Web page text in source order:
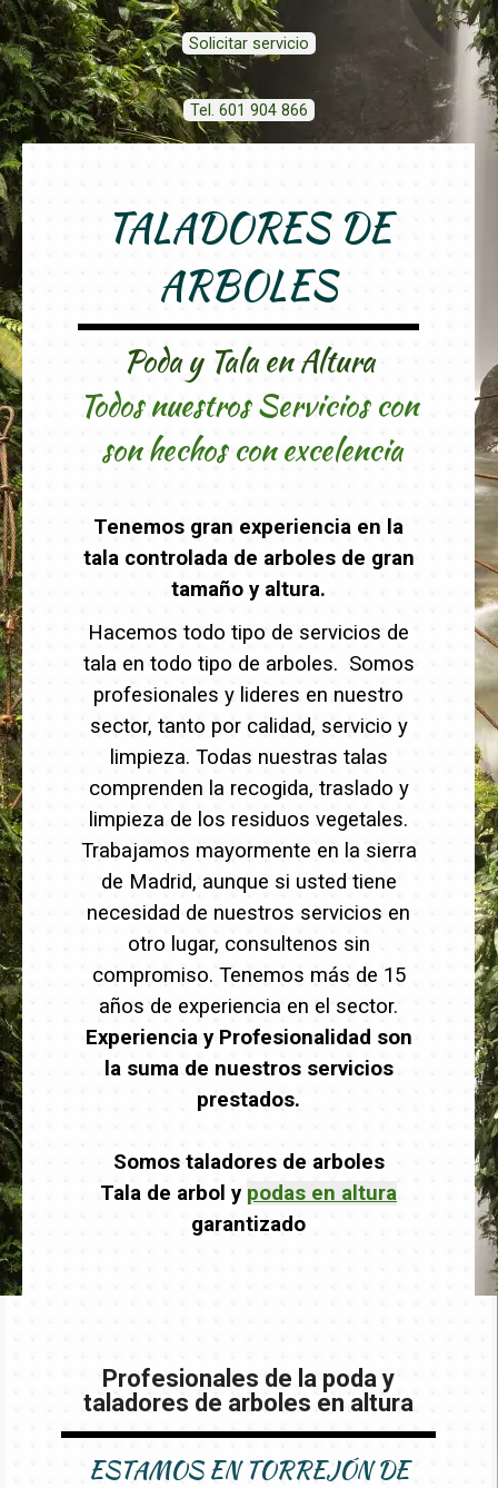
Solicitar servicio
Tel. 601 904 866
TALADORES DE
ARBOLES
Poda y Tala en Altura
Todos nuestros Servicios con
son hechos con excelencia
Tenemos gran experiencia en la
tala controlada de arboles de gran
tamaño y altura.
Hacemos todo tipo de servicios de
tala en todo tipo de arboles. Somos
profesionales y lideres en nuestro
sector, tanto por calidad, servicio y
limpieza. Todas nuestras talas
comprenden la recogida, traslado y
limpieza de los residuos vegetales.
Trabajamos mayormente en la sierra
de Madrid, aunque si usted tiene
necesidad de nuestros servicios en
otro lugar, consultenos sin
compromiso. Tenemos más de 15
años de experiencia en el sector.
Experiencia y Profesionalidad son
la suma de nuestros servicios
prestados.
Somos taladores de arboles
Tala de arbol y podas en altura
garantizado
Profesionales de la poda y
taladores de arboles en altura
ESTAMOS EN TORREJÓN DE